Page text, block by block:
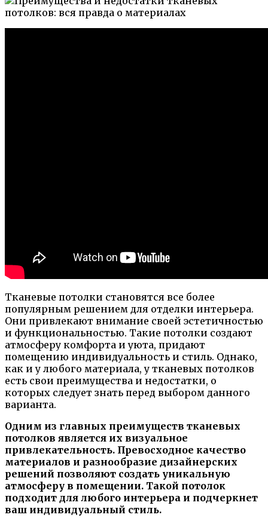
Тканевые потолки становятся все более
популярным решением для отделки интерьера.
Они привлекают внимание своей эстетичностью
и функциональностью. Такие потолки создают
атмосферу комфорта и уюта, придают
помещению индивидуальность и стиль. Однако,
как и у любого материала, у тканевых потолков
есть свои преимущества и недостатки, о
которых следует знать перед выбором данного
варианта.
Одним из главных преимуществ тканевых
потолков является их визуальное
привлекательность. Превосходное качество
материалов и разнообразие дизайнерских
решений позволяют создать уникальную
атмосферу в помещении. Такой потолок
подходит для любого интерьера и подчеркнет
ваш индивидуальный стиль.